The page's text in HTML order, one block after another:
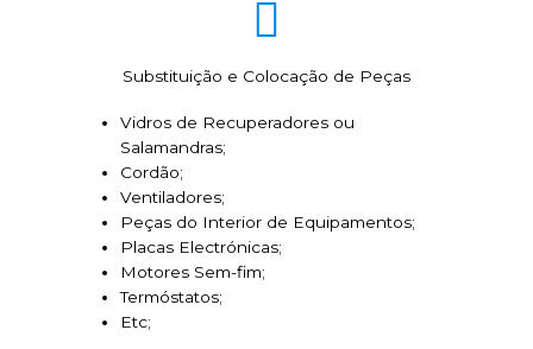
Substituição e Colocação de Peças
Vidros de Recuperadores ou
Salamandras;
Cordão;
Ventiladores;
Peças do Interior de Equipamentos;
Placas Electrónicas;
Motores Sem-fim;
Termóstatos;
Etc;